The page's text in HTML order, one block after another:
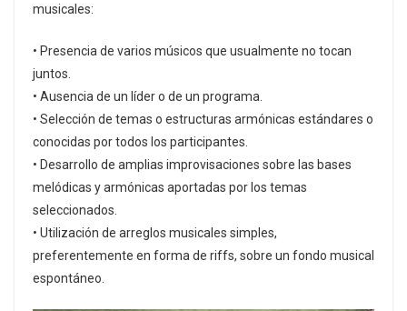
musicales:
• Presencia de varios músicos que usualmente no tocan
juntos.
• Ausencia de un líder o de un programa.
• Selección de temas o estructuras armónicas estándares o
conocidas por todos los participantes.
• Desarrollo de amplias improvisaciones sobre las bases
melódicas y armónicas aportadas por los temas
seleccionados.
• Utilización de arreglos musicales simples,
preferentemente en forma de riffs, sobre un fondo musical
espontáneo.